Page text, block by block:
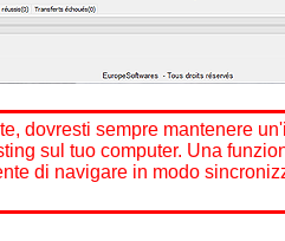
dovresti sempre mantenere
sul tuo computer. Una
di navigare in modo